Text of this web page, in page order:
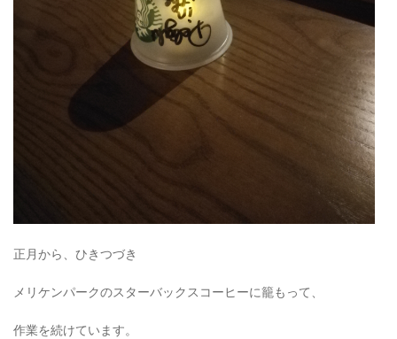
正月から、ひきつづき
メリケンパークのスターバックスコーヒーに籠もって、
作業を続けています。